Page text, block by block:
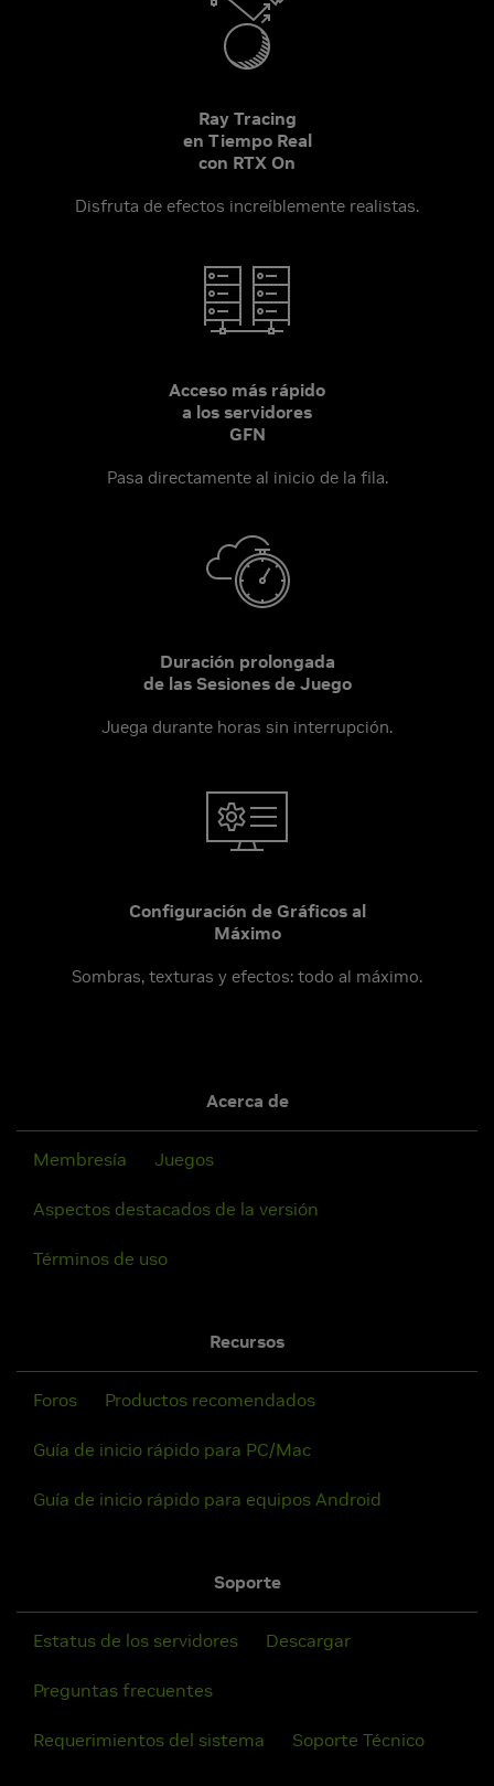
Ray Tracing
en Tiempo Real
con RTX On
Disfruta de efectos increíblemente realistas.
Acceso más rápido
a los servidores
GFN
Pasa directamente al inicio de la fila.
Duración prolongada
de las Sesiones de Juego
Juega durante horas sin interrupción.
Configuración de Gráficos al
Máximo
Sombras, texturas y efectos: todo al máximo.
Acerca de
Membresía Juegos
Aspectos destacados de la versión
Términos de uso
Recursos
Foros Productos recomendados
Guía de inicio rápido para PC/Mac
Guía de inicio rápido para equipos Android
Soporte
Estatus de los servidores Descargar
Preguntas frecuentes
Requerimientos del sistema Soporte Técnico